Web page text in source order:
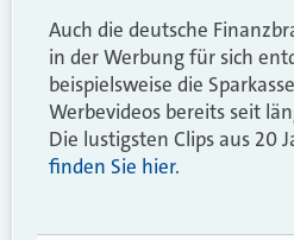
Auch die deutsche
in der Werbung für sich
beispielsweise die
Werbevideos bereits seit
Die lustigsten Clips aus 20
finden Sie hier.